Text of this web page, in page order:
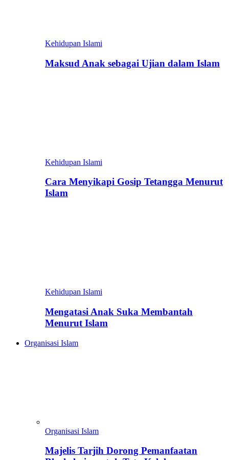
Kehidupan Islami
Maksud Anak sebagai Ujian dalam Islam
Kehidupan Islami
Cara Menyikapi Gosip Tetangga Menurut
Islam
Kehidupan Islami
Mengatasi Anak Suka Membantah
Menurut Islam
Organisasi Islam
Organisasi Islam
Majelis Tarjih Dorong Pemanfaatan